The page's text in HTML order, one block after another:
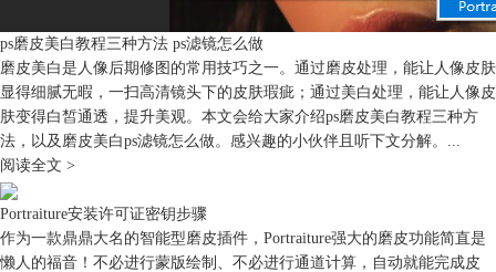
图11：调整色调
四、小结
以上就是关于怎么往ps里面装磨皮软件，一键磨皮软件怎么安装到ps当中
去的相关内容。相对而言，一键安装的软件，如portraiture等，安装起来
更方便，无需手动移动、粘贴文件，按照安装向导指示即可使用。
ps磨皮美白教程三种方法 ps滤镜怎么做
磨皮美白是人像后期修图的常用技巧之一。通过磨皮处理，能让人像皮肤
显得细腻无暇，一扫高清镜头下的皮肤瑕疵；通过美白处理，能让人像皮
肤变得白皙通透，提升美观。本文会给大家介绍ps磨皮美白教程三种方
法，以及磨皮美白ps滤镜怎么做。感兴趣的小伙伴且听下文分解。...
阅读全文 >
Portraiture安装许可证密钥步骤
作为一款鼎鼎大名的智能型磨皮插件，Portraiture强大的磨皮功能简直是
懒人的福音！不必进行蒙版绘制、不必进行通道计算，自动就能完成皮